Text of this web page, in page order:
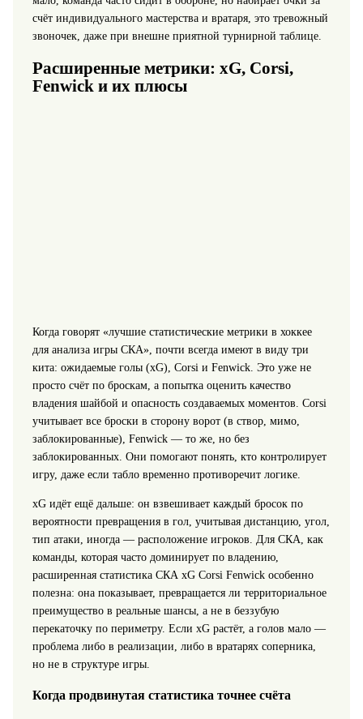
счёт индивидуального мастерства и вратаря, это тревожный
звоночек, даже при внешне приятной турнирной таблице.
Расширенные метрики: xG, Corsi,
Fenwick и их плюсы
Когда говорят «лучшие статистические метрики в хоккее
для анализа игры СКА», почти всегда имеют в виду три
кита: ожидаемые голы (xG), Corsi и Fenwick. Это уже не
просто счёт по броскам, а попытка оценить качество
владения шайбой и опасность создаваемых моментов. Corsi
учитывает все броски в сторону ворот (в створ, мимо,
заблокированные), Fenwick — то же, но без
заблокированных. Они помогают понять, кто контролирует
игру, даже если табло временно противоречит логике.
xG идёт ещё дальше: он взвешивает каждый бросок по
вероятности превращения в гол, учитывая дистанцию, угол,
тип атаки, иногда — расположение игроков. Для СКА, как
команды, которая часто доминирует по владению,
расширенная статистика СКА xG Corsi Fenwick особенно
полезна: она показывает, превращается ли территориальное
преимущество в реальные шансы, а не в беззубую
перекаточку по периметру. Если xG растёт, а голов мало —
проблема либо в реализации, либо в вратарях соперника,
но не в структуре игры.
Когда продвинутая статистика точнее счёта